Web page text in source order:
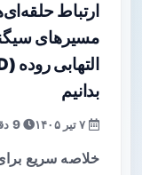
مسیرهای
بدانیم
9 دقیقه